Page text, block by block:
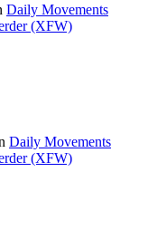
Daily Movements
(XFW)
Daily Movements
(XFW)